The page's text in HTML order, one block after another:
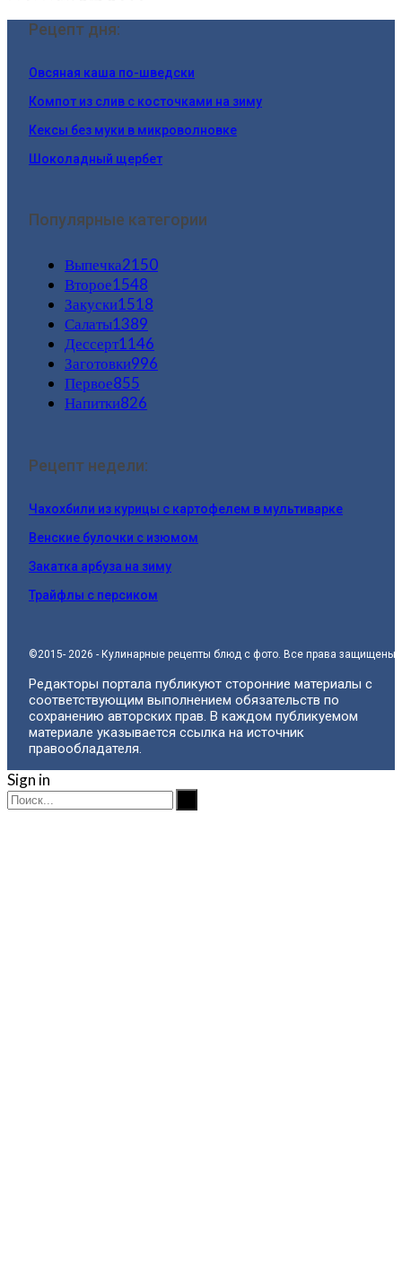
Рецепт дня:
Овсяная каша по-шведски
Компот из слив с косточками на зиму
Кексы без муки в микроволновке
Шоколадный щербет
Популярные категории
Выпечка2150
Второе1548
Закуски1518
Салаты1389
Дессерт1146
Заготовки996
Первое855
Напитки826
Рецепт недели:
Чахохбили из курицы с картофелем в мультиварке
Венские булочки с изюмом
Закатка арбуза на зиму
Трайфлы с персиком
©2015- 2026 - Кулинарные рецепты блюд с фото. Все права защищены.
Редакторы портала публикуют сторонние материалы с
соответствующим выполнением обязательств по
сохранению авторских прав. В каждом публикуемом
материале указывается ссылка на источник
правообладателя.
Sign in